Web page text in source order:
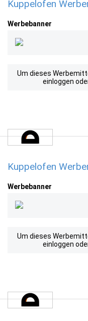
Kuppelofen
Werbebanner
Um dieses
einloggen
Kuppelofen
Werbebanner
Um dieses
einloggen